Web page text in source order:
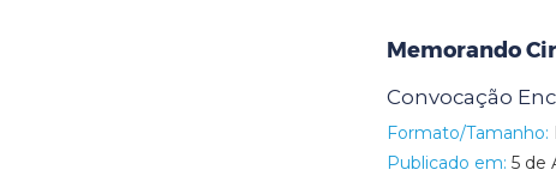
Memorando
Convocação
Formato/Tamanho:
Publicado em: 5 de